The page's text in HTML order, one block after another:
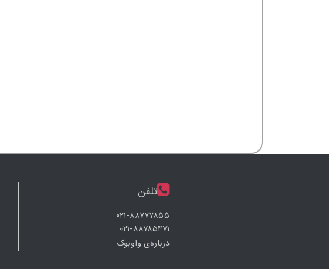
تلفن
۰۲۱-۸۸۷۷۷۸۵۵
۰۲۱-۸۸۷۸۵۴۷۱
درباره‌ی واوبوک